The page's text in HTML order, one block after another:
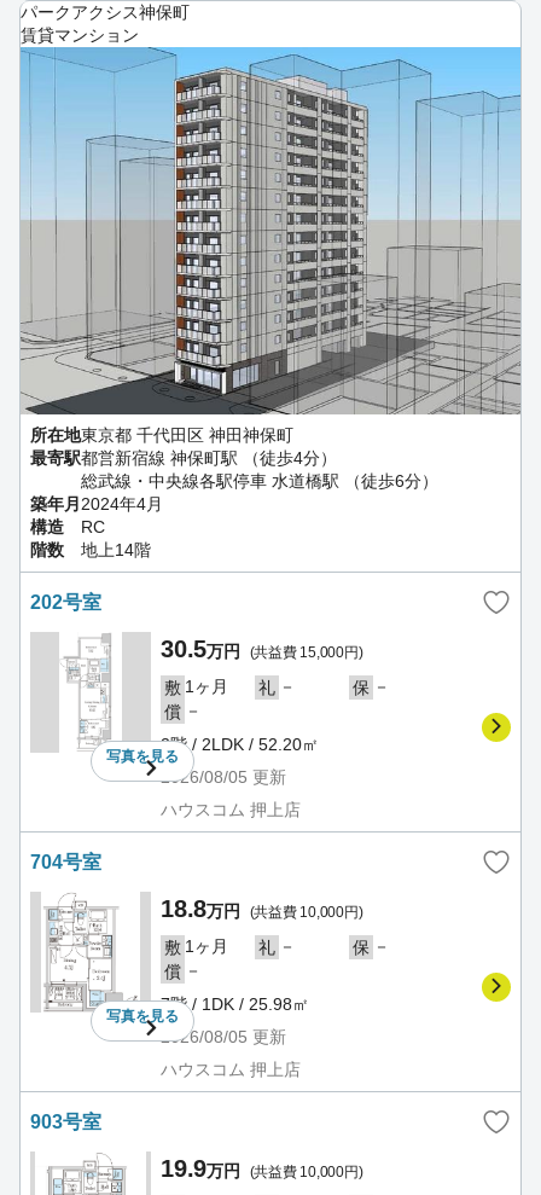
パークアクシス神保町
賃貸マンション
所在地東京都 千代田区 神田神保町
最寄駅都営新宿線 神保町駅 （徒歩4分）
総武線・中央線各駅停車 水道橋駅 （徒歩6分）
築年月 2024年4月
構造
RC
階数
地上14階
202号室
写真を見る
30.5万円 (共益費 15,000円)
敷 1ヶ月 礼 － 保 －
償 －
2階 / 2LDK / 52.20㎡
2026/08/05 更新
ハウスコム 押上店
704号室
写真を見る
18.8万円 (共益費 10,000円)
敷 1ヶ月 礼 － 保 －
償 －
7階 / 1DK / 25.98㎡
2026/08/05 更新
ハウスコム 押上店
903号室
19.9万円 (共益費 10,000円)